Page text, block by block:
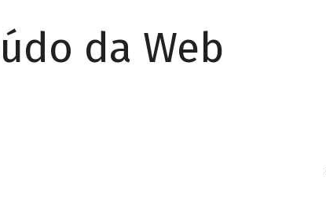
da Web